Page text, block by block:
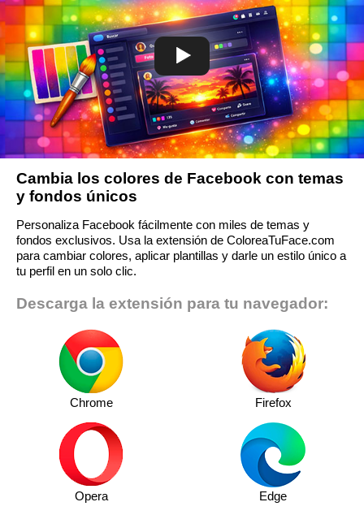
Cambia los colores de Facebook con temas
y fondos únicos
Personaliza Facebook fácilmente con miles de temas y
fondos exclusivos. Usa la extensión de ColoreaTuFace.com
para cambiar colores, aplicar plantillas y darle un estilo único a
tu perfil en un solo clic.
Descarga la extensión para tu navegador:
Chrome Firefox
Opera Edge